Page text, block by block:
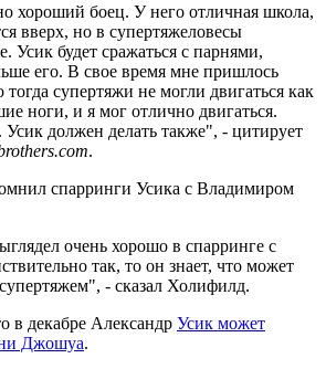
хороший боец. У него отличная школа,
вверх, но в супертяжеловесы
Усик будет сражаться с парнями,
его. В свое время мне пришлось
тогда супертяжи не могли двигаться как
ноги, и я мог отлично двигаться.
должен делать также", - цитирует
.
спарринги Усика с Владимиром
очень хорошо в спарринге с
так, то он знает, что может
- сказал Холифилд.
в декабре Александр Усик может
Джошуа.